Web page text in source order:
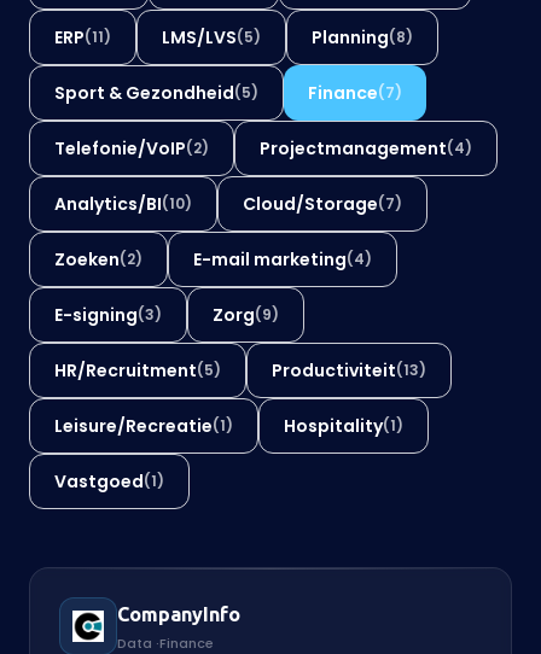
ERP(11) LMS/LVS(5) Planning(8)
Sport & Gezondheid(5) Finance(7)
Telefonie/VoIP(2) Projectmanagement(4)
Analytics/BI(10) Cloud/Storage(7)
Zoeken(2) E-mail marketing(4)
E-signing(3) Zorg(9)
HR/Recruitment(5) Productiviteit(13)
Leisure/Recreatie(1) Hospitality(1)
Vastgoed(1)
CompanyInfo
Data ·Finance